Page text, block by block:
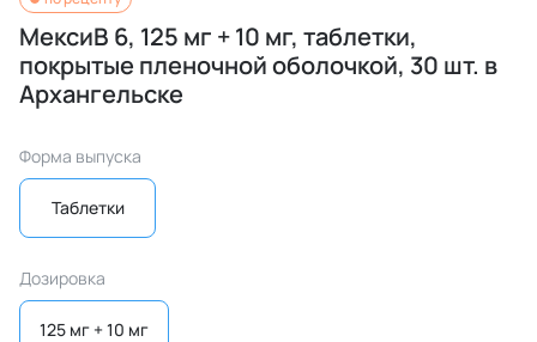
МексиВ 6, 125 мг + 10 мг, таблетки,
покрытые пленочной оболочкой, 30 шт. в
Архангельске
Форма выпуска
Таблетки
Дозировка
125 мг + 10 мг